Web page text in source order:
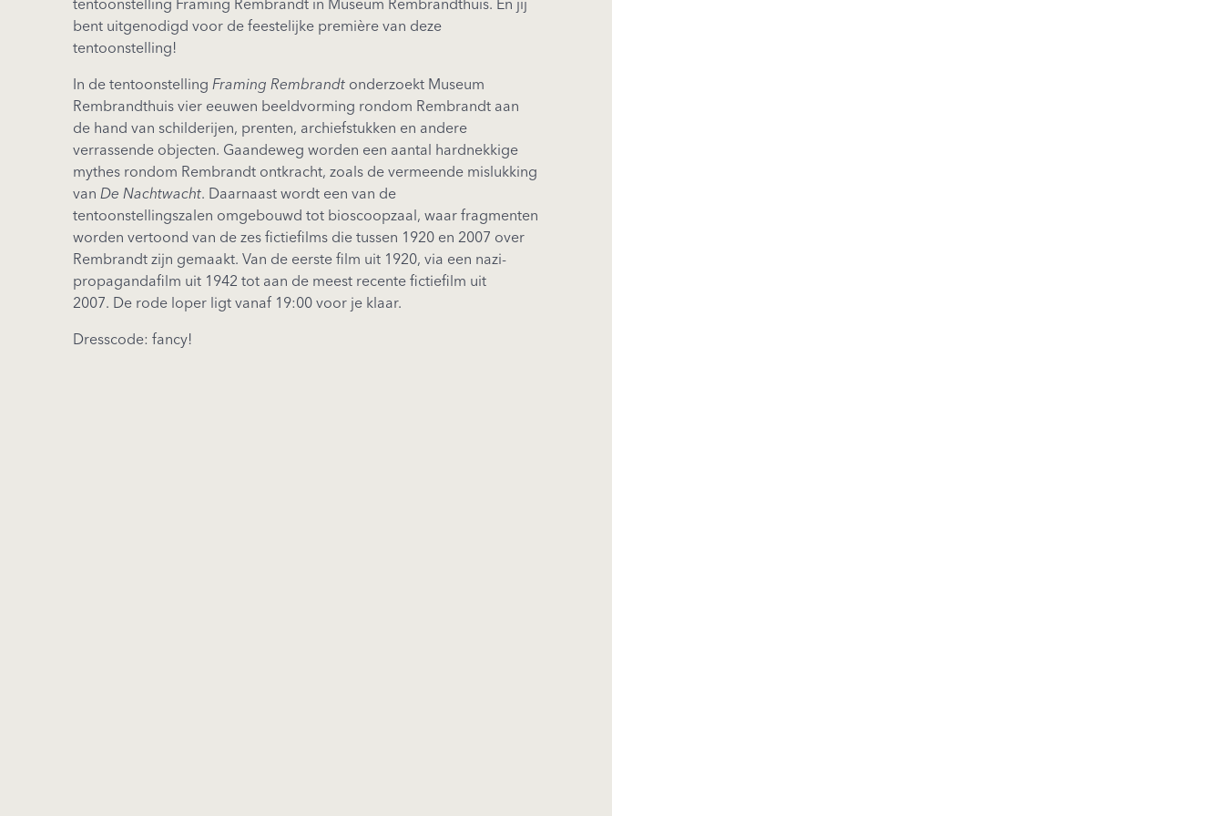
tentoonstelling Framing Rembrandt in Museum Rembrandthuis. En jij
bent uitgenodigd voor de feestelijke première van deze
tentoonstelling!
In de tentoonstelling Framing Rembrandt onderzoekt Museum
Rembrandthuis vier eeuwen beeldvorming rondom Rembrandt aan
de hand van schilderijen, prenten, archiefstukken en andere
verrassende objecten. Gaandeweg worden een aantal hardnekkige
mythes rondom Rembrandt ontkracht, zoals de vermeende mislukking
van De Nachtwacht. Daarnaast wordt een van de
tentoonstellingszalen omgebouwd tot bioscoopzaal, waar fragmenten
worden vertoond van de zes fictiefilms die tussen 1920 en 2007 over
Rembrandt zijn gemaakt. Van de eerste film uit 1920, via een nazi-
propagandafilm uit 1942 tot aan de meest recente fictiefilm uit
2007. De rode loper ligt vanaf 19:00 voor je klaar.
Dresscode: fancy!